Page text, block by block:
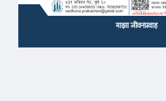
माझा जीवनप्रवाह